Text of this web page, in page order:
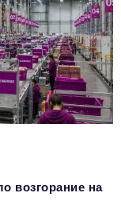
возгорание на